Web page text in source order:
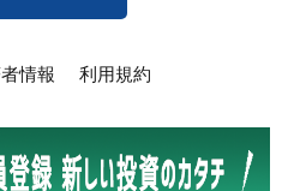
情報 利用規約